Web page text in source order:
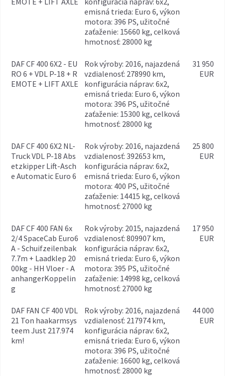
emisná trieda: Euro 6, výkon
motora: 396 PS, užitočné
zaťaženie: 15660 kg, celková
hmotnosť: 28000 kg
DAF CF 400 6X2 - EU
RO 6 + VDL P-18 + R
EMOTE + LIFT AXLE
rok výroby: 2016, najazdená
vzdialenosť: 278990 km,
konfigurácia náprav: 6x2,
emisná trieda: Euro 6, výkon
motora: 396 PS, užitočné
zaťaženie: 15300 kg, celková
hmotnosť: 28000 kg
31 950
EUR
DAF CF 400 6X2 NL-
Truck VDL P-18 Abs
etzkipper Lift-Asch
e Automatic Euro 6
rok výroby: 2016, najazdená
vzdialenosť: 392653 km,
konfigurácia náprav: 6x2,
emisná trieda: Euro 6, výkon
motora: 400 PS, užitočné
zaťaženie: 14415 kg, celková
hmotnosť: 27000 kg
25 800
EUR
DAF CF 400 FAN 6x
2/4 SpaceCab Euro6
A - Schuifzeilenbak
7.7m + Laadklep 20
00kg - HH Vloer - A
anhangerKoppelin
g
rok výroby: 2015, najazdená
vzdialenosť: 809907 km,
konfigurácia náprav: 6x2,
emisná trieda: Euro 6, výkon
motora: 395 PS, užitočné
zaťaženie: 14998 kg, celková
hmotnosť: 27000 kg
17 950
EUR
DAF FAN CF 400 VDL
21 Ton haakarmsys
teem Just 217.974
km!
rok výroby: 2016, najazdená
vzdialenosť: 217974 km,
konfigurácia náprav: 6x2,
emisná trieda: Euro 6, výkon
motora: 396 PS, užitočné
zaťaženie: 16600 kg, celková
hmotnosť: 28000 kg
44 000
EUR